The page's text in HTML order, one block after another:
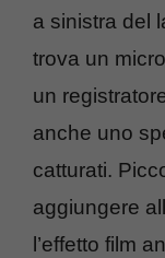
a sinistra del
trova un
un
anche uno
catturati.
aggiungere
l’effetto film